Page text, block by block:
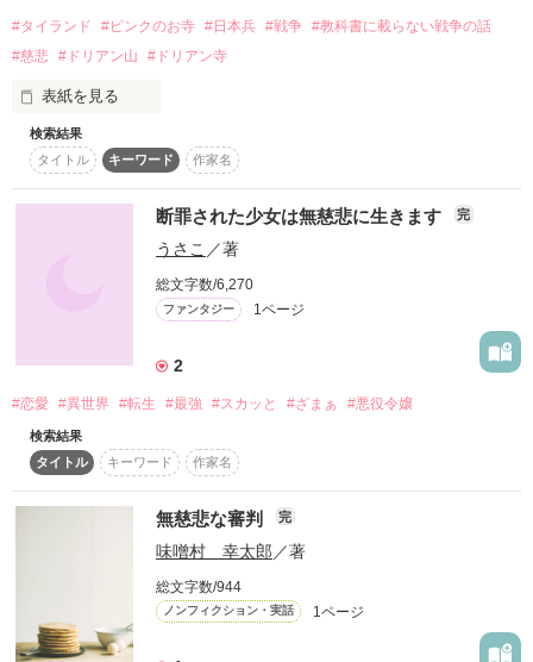
副総長  安西晴人─ｱﾝｻﾞｲ ﾊﾙﾄ─
幹  部   周防   颯─ｽｵｳ ﾊﾔﾃ─
━━━━━━━━━━━━━━━━━━━━━
#タイランド #ピンクのお寺 #日本兵 #戦争 #教科書に載らない戦争の話
#慈悲 #ドリアン山 #ドリアン寺
表紙を見る
「命令だ。お前はここに残れ――。」
一九四五年、終戦間近のタイ。敗走する二等兵・相沢義信は、
かつて日本軍が現地民を徴用して建設した「日本街道」の傍ら
で、剥き出しの憎悪と飢餓に直面していた。
生き延びるために盗みを働き、殺生を犯す相沢。しかし、彼を
見つめる一人の村の娘の瞳にあったのは、断罪ではなく底知れ
ぬ「慈悲」だった。共に逃げ延びた中村軍曹は、かつて道を作
った際に犯した殺人を相沢に打ち明け、桃色の寺院で自らの命
を絶つ。
一人残された相沢に下された、軍曹の最期の命令。それは「僧
となってこの地に留まること」だった。
名前を捨て、橙色の僧衣に身を包んだ相沢は、かつて略奪した
村から托鉢で米を恵まれ、言葉を失ったまま五十年の歳月を石
段の掃除に捧げる。なぜ彼は帰国せず、タイの山奥で掃き清め
二〇一五年、相沢がその生涯を閉じた時、かつての娘――いま
は老女となった彼女が供えた「包み」が、止まっていた時間を
動かし始める。ドリアンの甘く腐ったような匂いが漂う中、戦
検索結果
タイトル
キーワード 作家名
断罪された少女は無慈悲に生きます 完
うさこ ／著
総文字数/6,270
ファンタジー 1ページ
2
#恋愛 #異世界 #転生 #最強 #スカッと #ざまぁ #悪役令嬢
検索結果
タイトル
キーワード 作家名
無慈悲な審判 完
味噌村 幸太郎 ／著
総文字数/944
ノンフィクション・実話 1ページ